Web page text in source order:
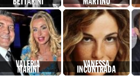
VALERIA
MARINI VANESSA
INCONTRADA